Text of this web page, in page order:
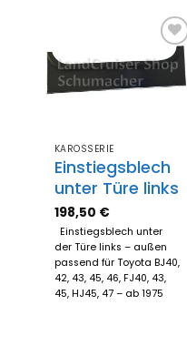
Zum
Merkzettel
hinzufügen
KAROSSERIE
Einstiegsblech
unter Türe links
198,50 €
Einstiegsblech unter
der Türe links – außen
passend für Toyota BJ40,
42, 43, 45, 46, FJ40, 43,
45, HJ45, 47 – ab 1975